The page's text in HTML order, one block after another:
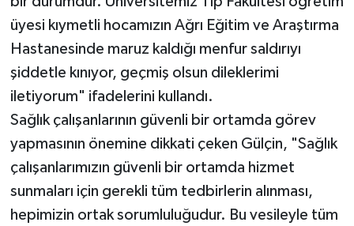
üyesi kıymetli hocamızın Ağrı Eğitim ve Araştırma
Hastanesinde maruz kaldığı menfur saldırıyı
şiddetle kınıyor, geçmiş olsun dileklerimi
iletiyorum" ifadelerini kullandı.
Sağlık çalışanlarının güvenli bir ortamda görev
yapmasının önemine dikkati çeken Gülçin, "Sağlık
çalışanlarımızın güvenli bir ortamda hizmet
sunmaları için gerekli tüm tedbirlerin alınması,
hepimizin ortak sorumluluğudur. Bu vesileyle tüm